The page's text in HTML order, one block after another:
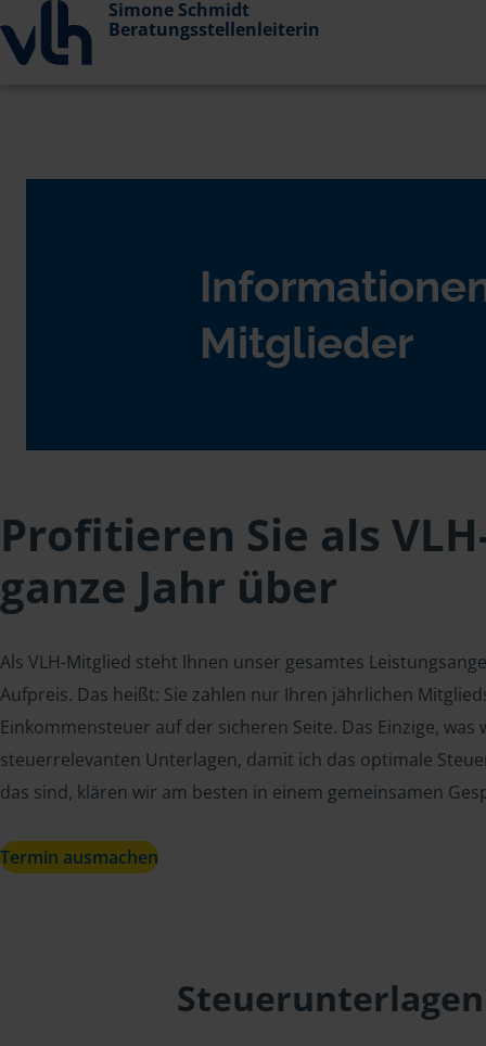
Simone Schmidt
Beratungsstellenleiterin
Mitglieder
Profitieren Sie als
ganze Jahr über
Als VLH-Mitglied steht Ihnen unser gesamtes
Aufpreis. Das heißt: Sie zahlen nur Ihren jährlichen
Einkommensteuer auf der sicheren Seite. Das Einzige,
steuerrelevanten Unterlagen, damit ich das optimale
das sind, klären wir am besten in einem gemeinsamen
Termin ausmachen